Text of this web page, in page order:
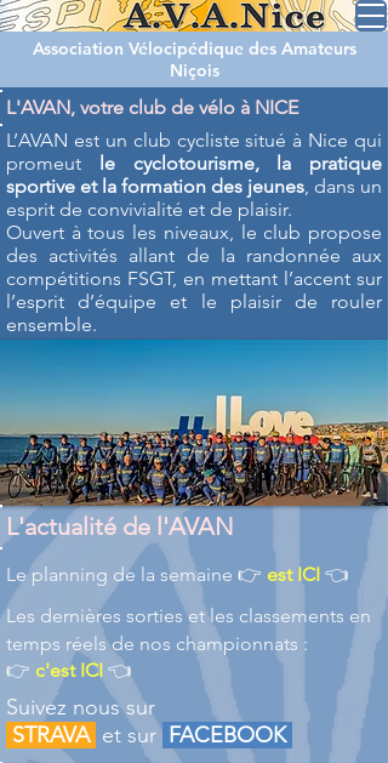
Association Vélocipédique des Amateurs
Niçois
L'AVAN, votre club de vélo à NICE
L’AVAN est un club cycliste situé à Nice qui
promeut le cyclotourisme, la pratique
sportive et la formation des jeunes, dans un
esprit de convivialité et de plaisir.
Ouvert à tous les niveaux, le club propose
des activités allant de la randonnée aux
compétitions FSGT, en mettant l’accent sur
l’esprit d’équipe et le plaisir de rouler
ensemble.
L'actualité de l'AVAN
​Le planning de la semaine 👉 est ICI 👈
Les dernières sorties et les classements en
temps réels de nos championnats :
👉 c'est ICI 👈
Suivez nous sur
STRAVA et sur FACEBOOK